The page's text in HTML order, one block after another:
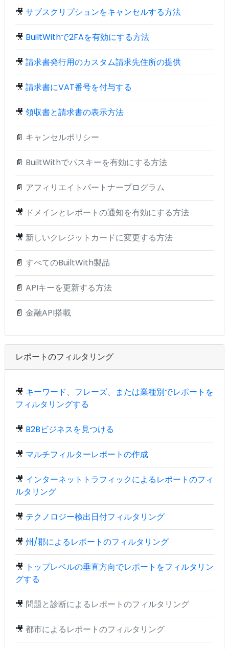
🎥 サブスクリプションをキャンセルする方法
🎥 BuiltWithで2FAを有効にする方法
🎥 請求書発行用のカスタム請求先住所の提供
🎥 請求書にVAT番号を付与する
🎥 領収書と請求書の表示方法
📄 キャンセルポリシー
📄 BuiltWithでパスキーを有効にする方法
📄 アフィリエイトパートナープログラム
🎥 ドメインとレポートの通知を有効にする方法
🎥 新しいクレジットカードに変更する方法
📄 すべてのBuiltWith製品
📄 APIキーを更新する方法
📄 金融API搭載
レポートのフィルタリング
🎥 キーワード、フレーズ、または業種別でレポートを
フィルタリングする
🎥 B2Bビジネスを見つける
🎥 マルチフィルターレポートの作成
🎥 インターネットトラフィックによるレポートのフィ
ルタリング
🎥 テクノロジー検出日付フィルタリング
🎥 州/郡によるレポートのフィルタリング
🎥 トップレベルの垂直方向でレポートをフィルタリン
グする
🎥 問題と診断によるレポートのフィルタリング
🎥 都市によるレポートのフィルタリング